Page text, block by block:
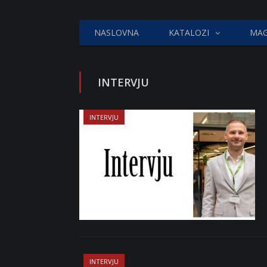
NASLOVNA KATALOZI
INTERVJU
INTERVJU
INTERVJU